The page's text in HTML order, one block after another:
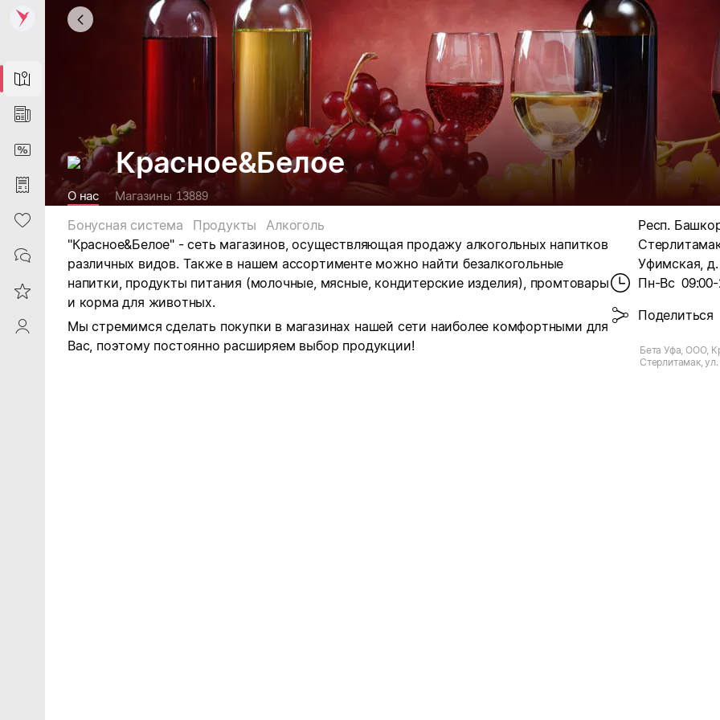
Map
News
DiscountCard
Purchases
Heart
Contacts
Reviews
ProfileSaby
Красное&Белое
О нас Магазины 13889
Бонусная система Продукты
Алкоголь
"Красное&Белое" - сеть магазинов, осуществляющая продажу алкогольных напитков
различных видов. Также в нашем ассортименте можно найти безалкогольные
напитки, продукты питания (молочные, мясные, кондитерские изделия), промтовары
и корма для животных.
Мы стремимся сделать покупки в магазинах нашей сети наиболее комфортными для
Вас, поэтому постоянно расширяем выбор продукции!
Респ.
Уфимская,
Пн-Вс
Поделиться
Бета Уфа, ООО,
Стерлитамак,